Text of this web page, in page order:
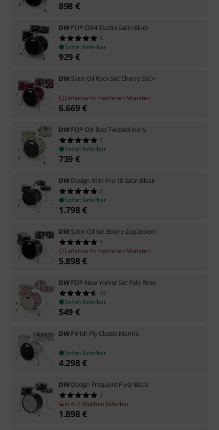
898 €
DWPDP CM4 Studio Satin Black
5
Sofort lieferbar
929 €
DWSatin Oil Rock Set Cherry SSC+
Lieferbar in mehreren Monaten
6.669€
DWPDP CM Bop Twisted Ivory
2
Sofort lieferbar
739 €
DWDesign Mini Pro 18 Satin Black
2
Sofort lieferbar
1.798€
DWSatin Oil Set Ebony 2up2down
1
Lieferbar in mehreren Monaten
5.898€
DWPDP New Yorker Set Pale Rose
13
Sofort lieferbar
549 €
DWFinish Ply Classic Marine
Sofort lieferbar
4.298€
DWDesign Frequent Flyer Black
2
In 4–5 Wochen lieferbar
1.898€